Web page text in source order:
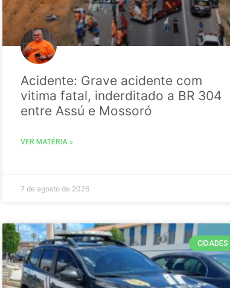
Acidente: Grave acidente com
vitima fatal, inderditado a BR 304
entre Assú e Mossoró
VER MATÉRIA »
7 de agosto de 2026
CIDADES